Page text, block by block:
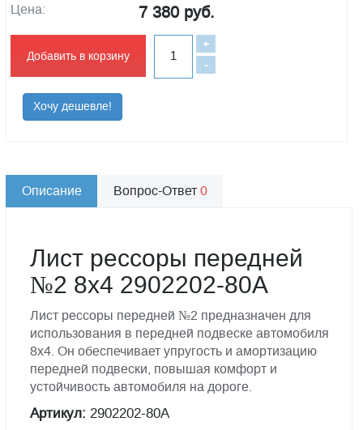
Цена: 7 380 руб.
Добавить в корзину
-
+
Хочу дешевле!
Описание Вопрос-Ответ0
Лист рессоры передней
№2 8х4 2902202-80A
Лист рессоры передней №2 предназначен для
использования в передней подвеске автомобиля
8х4. Он обеспечивает упругость и амортизацию
передней подвески, повышая комфорт и
устойчивость автомобиля на дороге.
Артикул: 2902202-80A